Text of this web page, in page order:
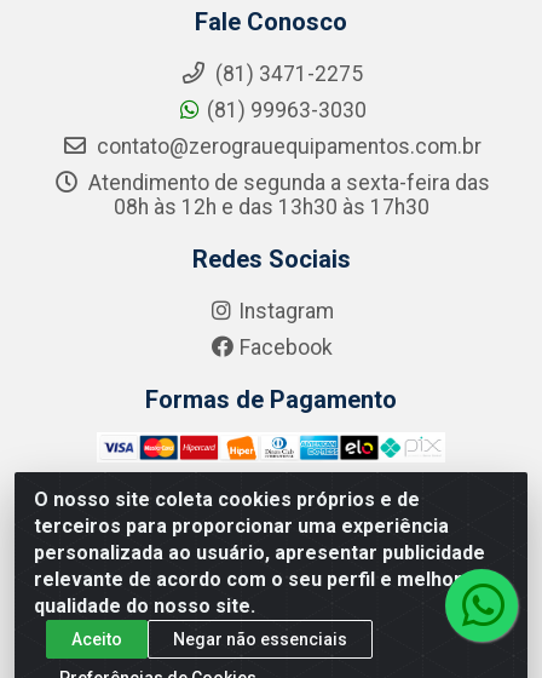
O nosso site coleta cookies próprios e de
terceiros para proporcionar uma experiência
personalizada ao usuário, apresentar publicidade
relevante de acordo com o seu perfil e melhorar a
qualidade do nosso site.
Aceito
Negar não essenciais
Fale Conosco
(81) 3471-2275
(81) 99963-3030
contato@zerograuequipamentos.com.br
Atendimento de segunda a sexta-feira das
08h às 12h e das 13h30 às 17h30
Redes Sociais
Instagram
Facebook
Formas de Pagamento
Zero Grau - Rua Jean Emile Favre, 746 - Ipsep,
Recife/PE - CEP 51.190-450 - CNPJ 09.132.989/0001-61